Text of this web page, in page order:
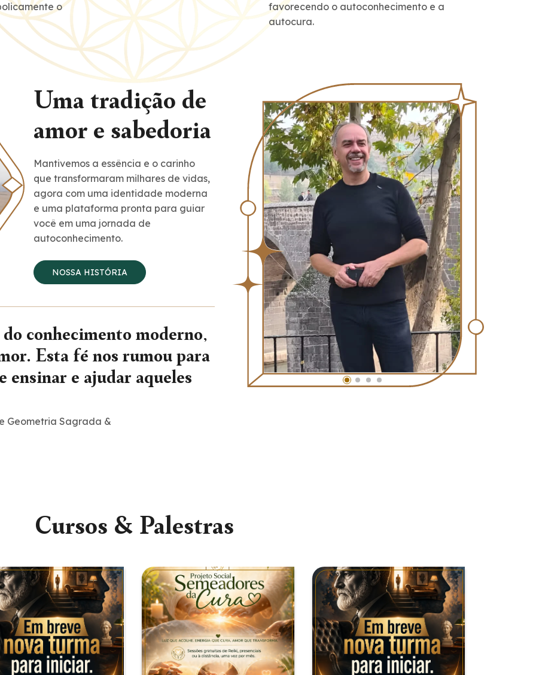
o
favorecendo o autoconhecimento e a
autocura.
Uma tradição de
amor e sabedoria
Mantivemos a essência e o carinho
que transformaram milhares de vidas,
agora com uma identidade moderna
e uma plataforma pronta para guiar
você em uma jornada de
autoconhecimento.
NOSSA HISTÓRIA
conhecimento moderno,
Esta fé nos rumou para
ensinar e ajudar aqueles
Geometria Sagrada &
Cursos & Palestras